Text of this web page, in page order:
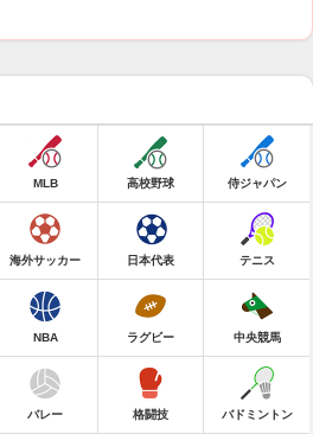
MLB 高校野球 侍ジャパン
海外サッカー 日本代表 テニス
NBA ラグビー 中央競馬
バレー 格闘技 バドミントン